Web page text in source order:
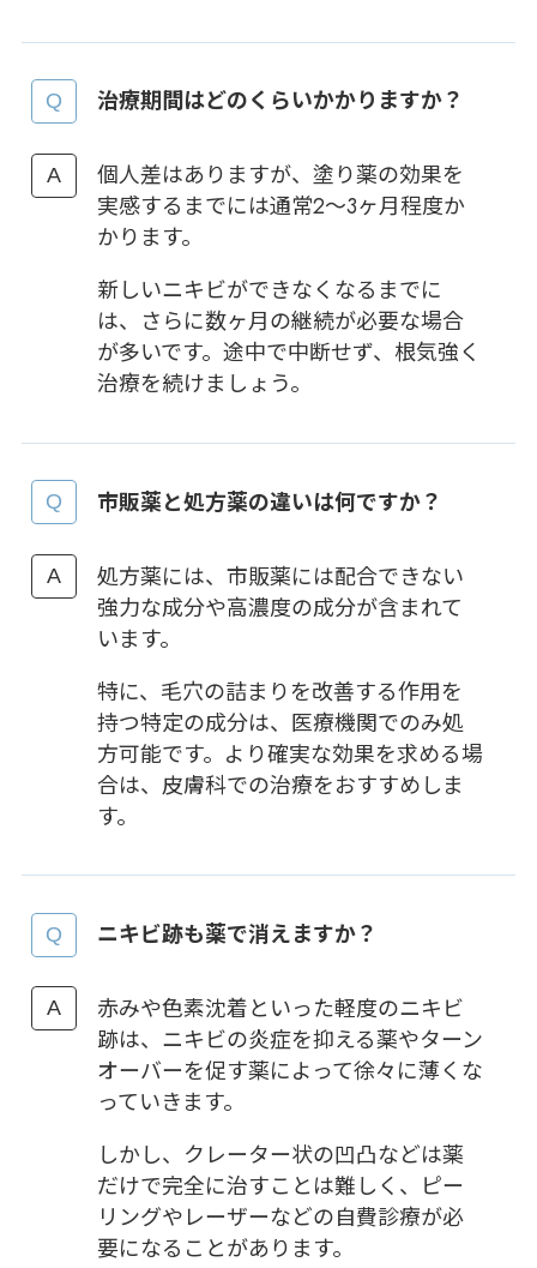
治療期間はどのくらいかかりますか？
個人差はありますが、塗り薬の効果を
実感するまでには通常2〜3ヶ月程度か
かります。
新しいニキビができなくなるまでに
は、さらに数ヶ月の継続が必要な場合
が多いです。途中で中断せず、根気強く
治療を続けましょう。
市販薬と処方薬の違いは何ですか？
処方薬には、市販薬には配合できない
強力な成分や高濃度の成分が含まれて
います。
特に、毛穴の詰まりを改善する作用を
持つ特定の成分は、医療機関でのみ処
方可能です。より確実な効果を求める場
合は、皮膚科での治療をおすすめしま
す。
ニキビ跡も薬で消えますか？
赤みや色素沈着といった軽度のニキビ
跡は、ニキビの炎症を抑える薬やターン
オーバーを促す薬によって徐々に薄くな
っていきます。
しかし、クレーター状の凹凸などは薬
だけで完全に治すことは難しく、ピー
リングやレーザーなどの自費診療が必
要になることがあります。